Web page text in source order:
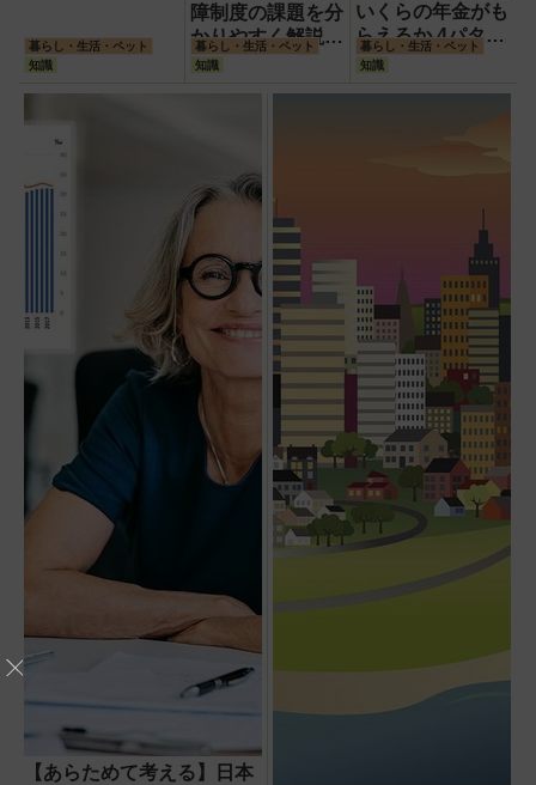
暮らし・生活・ペット
知識
障制度の課題を分
かりやすく解説
医療費増加の原因
暮らし・生活・ペット
知識
いくらの年金がも
らえるか 4パター
ンで試算してみた
暮らし・生活・ペット
知識
【あらためて考える】日本